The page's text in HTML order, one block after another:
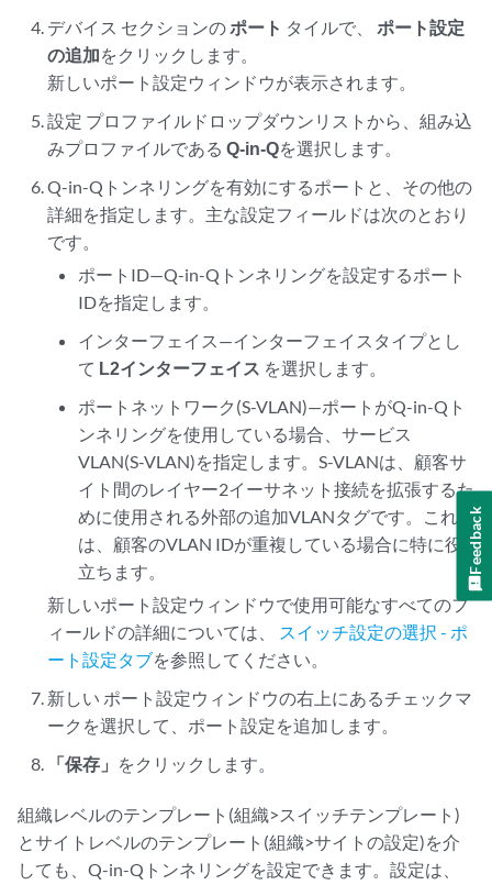
デバイス セクションのポート タイルで、ポート設定
の追加をクリックします。
新しいポート設定ウィンドウが表示されます。
設定 プロファイルドロップダウンリストから、組み込
みプロファイルであるQ-in-Qを選択します。
Q-in-Qトンネリングを有効にするポートと、その他の
詳細を指定します。主な設定フィールドは次のとおり
です。
ポートID—Q-in-Qトンネリングを設定するポート
IDを指定します。
インターフェイス—インターフェイスタイプとし
て L2インターフェイス を選択します。
ポートネットワーク(S-VLAN)—ポートがQ-in-Qト
ンネリングを使用している場合、サービス
VLAN(S-VLAN)を指定します。S-VLANは、顧客サ
イト間のレイヤー2イーサネット接続を拡張するた
めに使用される外部の追加VLANタグです。これ
は、顧客のVLAN IDが重複している場合に特に役
立ちます。
新しいポート設定ウィンドウで使用可能なすべてのフ
ィールドの詳細については、 スイッチ設定の選択 - ポ
ート設定タブを参照してください。
新しい ポート設定ウィンドウの右上にあるチェックマ
ークを選択して、ポート設定を追加します。
「保存」 をクリックします。
組織レベルのテンプレート(組織>スイッチテンプレート)
とサイトレベルのテンプレート(組織>サイトの設定)を介
しても、Q-in-Qトンネリングを設定できます。設定は、
Feedback